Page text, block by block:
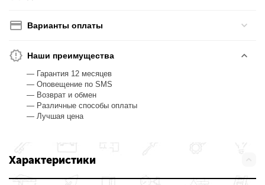
Варианты оплаты
Наши преимущества
— Гарантия 12 месяцев
— Оповещение по SMS
— Возврат и обмен
— Различные способы оплаты
— Лучшая цена
Характеристики